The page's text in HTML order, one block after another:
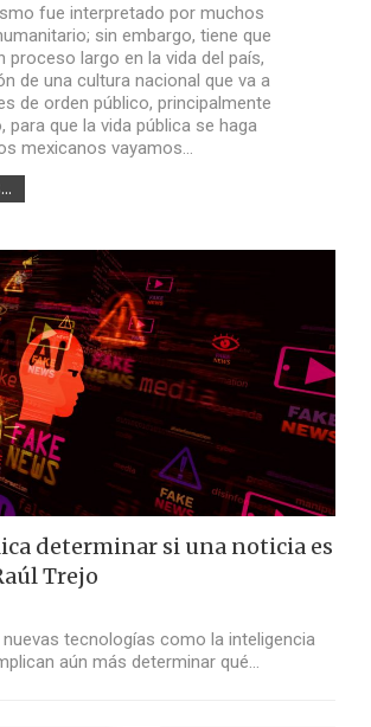
fue interpretado por muchos
sin embargo, tiene que
proceso largo en la vida del país,
de una cultura nacional que va a
de orden público, principalmente
para que la vida pública se haga
mexicanos vayamos…
determinar si una noticia es
Trejo
tecnologías como la inteligencia
aún más determinar qué…